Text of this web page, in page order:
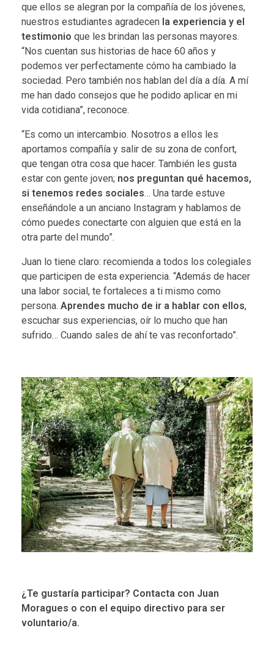
que ellos se alegran por la compañía de los jóvenes,
nuestros estudiantes agradecen la experiencia y el
testimonio que les brindan las personas mayores.
“Nos cuentan sus historias de hace 60 años y
podemos ver perfectamente cómo ha cambiado la
sociedad. Pero también nos hablan del día a día. A mí
me han dado consejos que he podido aplicar en mi
vida cotidiana”, reconoce.
“Es como un intercambio. Nosotros a ellos les
aportamos compañía y salir de su zona de confort,
que tengan otra cosa que hacer. También les gusta
estar con gente joven; nos preguntan qué hacemos,
si tenemos redes sociales… Una tarde estuve
enseñándole a un anciano Instagram y hablamos de
cómo puedes conectarte con alguien que está en la
otra parte del mundo”.
Juan lo tiene claro: recomienda a todos los colegiales
que participen de esta experiencia. “Además de hacer
una labor social, te fortaleces a ti mismo como
persona. Aprendes mucho de ir a hablar con ellos,
escuchar sus experiencias, oír lo mucho que han
sufrido… Cuando sales de ahí te vas reconfortado”.
¿Te gustaría participar? Contacta con Juan
Moragues o con el equipo directivo para ser
voluntario/a.